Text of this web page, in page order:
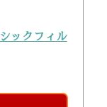
ックフィル